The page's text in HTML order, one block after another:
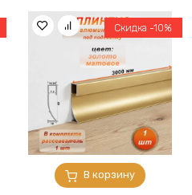
В корзину
Скидка -10%